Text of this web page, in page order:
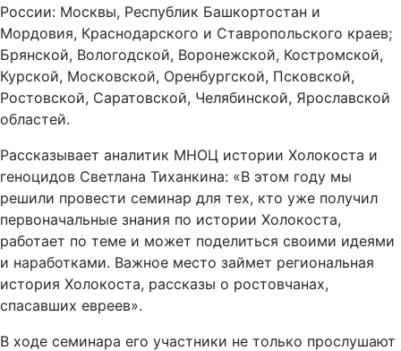
России: Москвы, Республик Башкортостан и
Мордовия, Краснодарского и Ставропольского краев;
Брянской, Вологодской, Воронежской, Костромской,
Курской, Московской, Оренбургской, Псковской,
Ростовской, Саратовской, Челябинской, Ярославской
областей.
Рассказывает аналитик МНОЦ истории Холокоста и
геноцидов Светлана Тиханкина: «В этом году мы
решили провести семинар для тех, кто уже получил
первоначальные знания по истории Холокоста,
работает по теме и может поделиться своими идеями
и наработками. Важное место займет региональная
история Холокоста, рассказы о ростовчанах,
спасавших евреев».
В ходе семинара его участники не только прослушают